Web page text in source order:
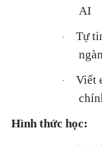
AI
·
Tự
·
Viết
Hình thức học: